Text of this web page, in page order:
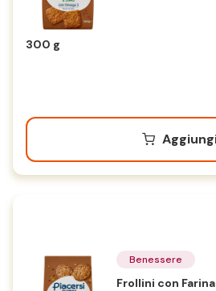
300 g
Benessere
Frollini con